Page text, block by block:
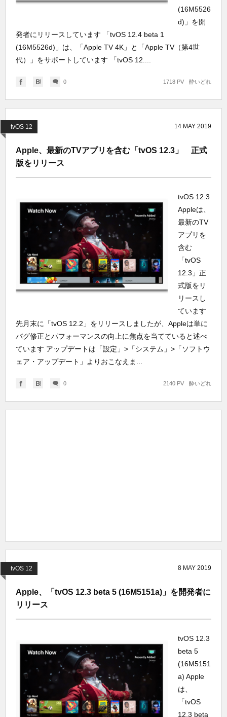
(16M5526
d)」を開
発者にリリースしています 「tvOS 12.4 beta 1
(16M5526d)」は、「Apple TV 4K」と「Apple TV（第4世
代）」をサポートしています 「tvOS 12....
0 酔いどれ
1718 PV
tvOS 12 14 MAY 2019
Apple、最新のTVアプリを含む「tvOS 12.3」 正式
版をリリース
tvOS 12.3
Appleは、
最新のTV
アプリを
含む
「tvOS
12.3」正
式版をリ
リースし
ています
先月末に「tvOS 12.2」をリリースしましたが、Appleは単に
バグ修正とパフォーマンスの向上に焦点を当てていると述べ
ています アップデートは「設定」>「システム」>「ソフトウ
ェア・アップデート」よりおこなえま...
0 酔いどれ
2140 PV
tvOS 12 8 MAY 2019
Apple、「tvOS 12.3 beta 5 (16M5151a)」を開発者に
リリース
tvOS 12.3
beta 5
(16M5151
a) Apple
は、
「tvOS
12.3 beta